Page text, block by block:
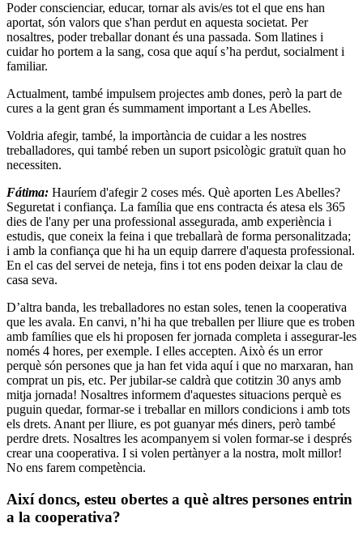
Poder conscienciar, educar, tornar als avis/es tot el que ens han
aportat, són valors que s'han perdut en aquesta societat. Per
nosaltres, poder treballar donant és una passada. Som llatines i
cuidar ho portem a la sang, cosa que aquí s’ha perdut, socialment i
familiar.
Actualment, també impulsem projectes amb dones, però la part de
cures a la gent gran és summament important a Les Abelles.
Voldria afegir, també, la importància de cuidar a les nostres
treballadores, qui també reben un suport psicològic gratuït quan ho
necessiten.
Fátima: Hauríem d'afegir 2 coses més. Què aporten Les Abelles?
Seguretat i confiança. La família que ens contracta és atesa els 365
dies de l'any per una professional assegurada, amb experiència i
estudis, que coneix la feina i que treballarà de forma personalitzada;
i amb la confiança que hi ha un equip darrere d'aquesta professional.
En el cas del servei de neteja, fins i tot ens poden deixar la clau de
casa seva.
D’altra banda, les treballadores no estan soles, tenen la cooperativa
que les avala. En canvi, n’hi ha que treballen per lliure que es troben
amb famílies que els hi proposen fer jornada completa i assegurar-les
només 4 hores, per exemple. I elles accepten. Això és un error
perquè són persones que ja han fet vida aquí i que no marxaran, han
comprat un pis, etc. Per jubilar-se caldrà que cotitzin 30 anys amb
mitja jornada! Nosaltres informem d'aquestes situacions perquè es
puguin quedar, formar-se i treballar en millors condicions i amb tots
els drets. Anant per lliure, es pot guanyar més diners, però també
perdre drets. Nosaltres les acompanyem si volen formar-se i després
crear una cooperativa. I si volen pertànyer a la nostra, molt millor!
No ens farem competència.
Així doncs, esteu obertes a què altres persones entrin
a la cooperativa?